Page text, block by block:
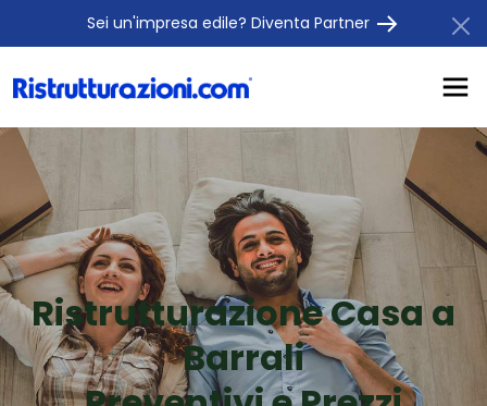
Sei un'impresa edile? Diventa Partner
Ristrutturazione Casa a
Barrali